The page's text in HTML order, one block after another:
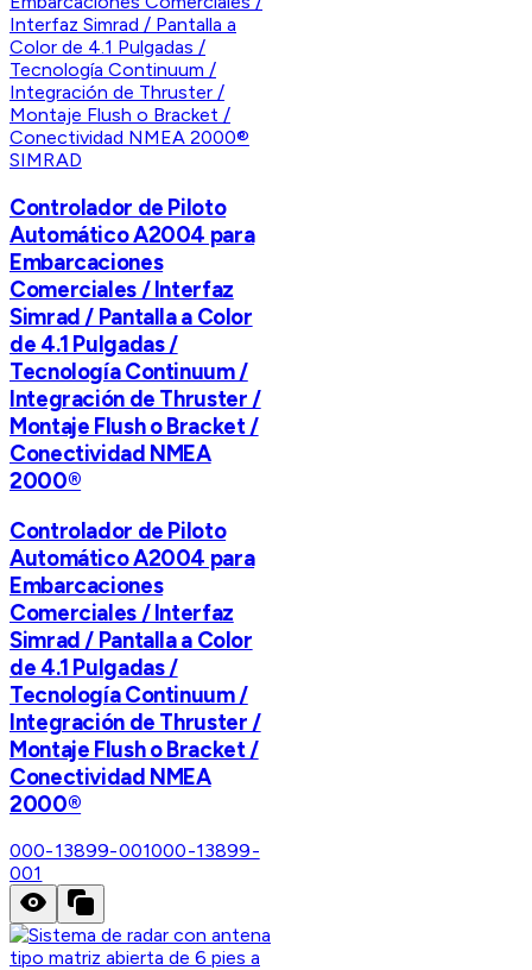
SIMRAD
Controlador de Piloto
Automático A2004 para
Embarcaciones
Comerciales / Interfaz
Simrad / Pantalla a Color
de 4.1 Pulgadas /
Tecnología Continuum /
Integración de Thruster /
Montaje Flush o Bracket /
Conectividad NMEA
2000®
Controlador de Piloto
Automático A2004 para
Embarcaciones
Comerciales / Interfaz
Simrad / Pantalla a Color
de 4.1 Pulgadas /
Tecnología Continuum /
Integración de Thruster /
Montaje Flush o Bracket /
Conectividad NMEA
2000®
000-13899-001000-13899-
001